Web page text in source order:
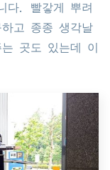
다. 빨갛게 뿌려
고 종종 생각날
곳도 있는데 이